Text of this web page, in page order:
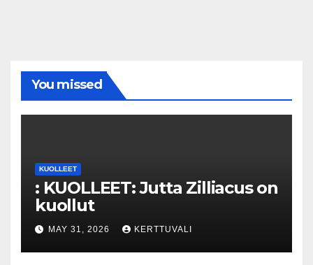
You missed
KUOLLEET
: KUOLLEET: Jutta Zilliacus on
kuollut
MAY 31, 2026 KERTTUVALI